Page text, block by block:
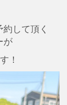
して頂く
が
！